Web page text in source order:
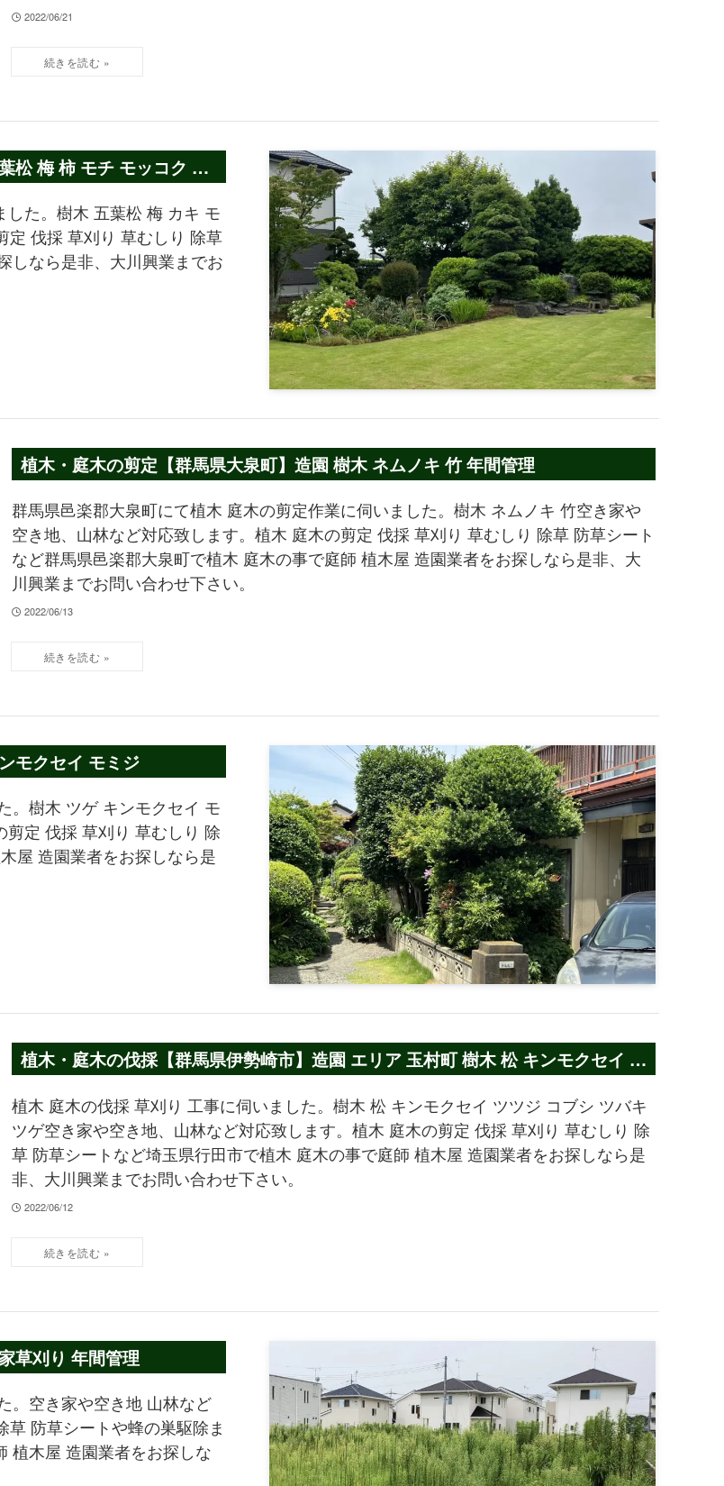
2022/06/21
松 梅 柿 モチ モッコク ハ
た。樹木 五葉松 梅 カキ モ
定 伐採 草刈り 草むしり 除草
しなら是非、大川興業までお
植木・庭木の剪定【群馬県大泉町】造園 樹木 ネムノキ 竹 年間管理
群馬県邑楽郡大泉町にて植木 庭木の剪定作業に伺いました。樹木 ネムノキ 竹空き家や
空き地、山林など対応致します。植木 庭木の剪定 伐採 草刈り 草むしり 除草 防草シート
など群馬県邑楽郡大泉町で植木 庭木の事で庭師 植木屋 造園業者をお探しなら是非、大
川興業までお問い合わせ下さい。
2022/06/13
モクセイ モミジ
。樹木 ツゲ キンモクセイ モ
定 伐採 草刈り 草むしり 除
屋 造園業者をお探しなら是
植木・庭木の伐採【群馬県伊勢崎市】造園 エリア 玉村町 樹木 松 キンモクセイ ツ
植木 庭木の伐採 草刈り 工事に伺いました。樹木 松 キンモクセイ ツツジ コブシ ツバキ
ツゲ空き家や空き地、山林など対応致します。植木 庭木の剪定 伐採 草刈り 草むしり 除
草 防草シートなど埼玉県行田市で植木 庭木の事で庭師 植木屋 造園業者をお探しなら是
非、大川興業までお問い合わせ下さい。
2022/06/12
草刈り 年間管理
。空き家や空き地 山林など
防草シートや蜂の巣駆除ま
植木屋 造園業者をお探しな